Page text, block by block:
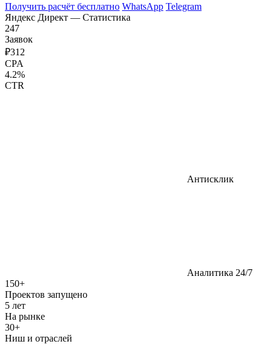
Получить расчёт бесплатно WhatsApp Telegram
Яндекс Директ — Статистика
247
Заявок
₽312
CPA
4.2%
CTR
Антисклик
Аналитика 24/7
150+
Проектов запущено
5 лет
На рынке
30+
Ниш и отраслей